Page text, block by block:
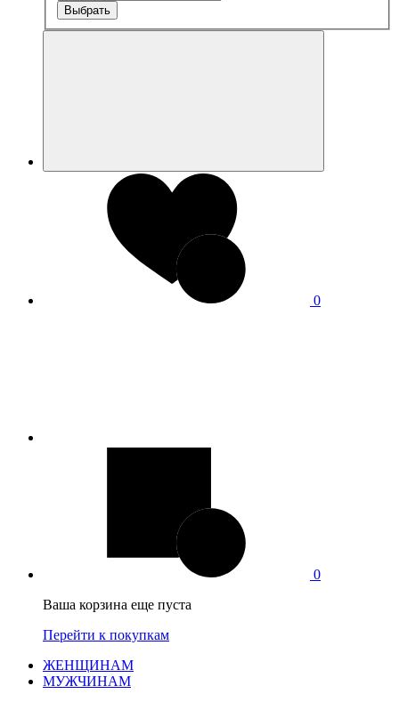
Выбрать
0
0
Ваша корзина еще пуста
Перейти к покупкам
ЖЕНЩИНАМ
МУЖЧИНАМ